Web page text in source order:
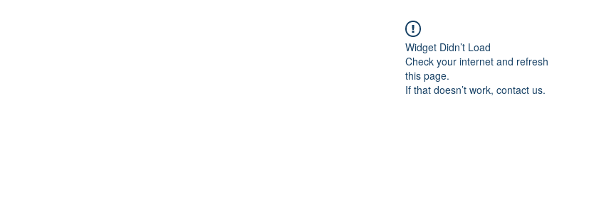
Widget Didn’t Load
Check your internet and refresh
this page.
If that doesn’t work, contact us.